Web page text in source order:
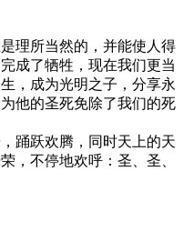
理所当然的，并能使人得
成了牺牲，现在我们更当
，成为光明之子，分享永
他的圣死免除了我们的死
踊跃欢腾，同时天上的天
，不停地欢呼：圣、圣、